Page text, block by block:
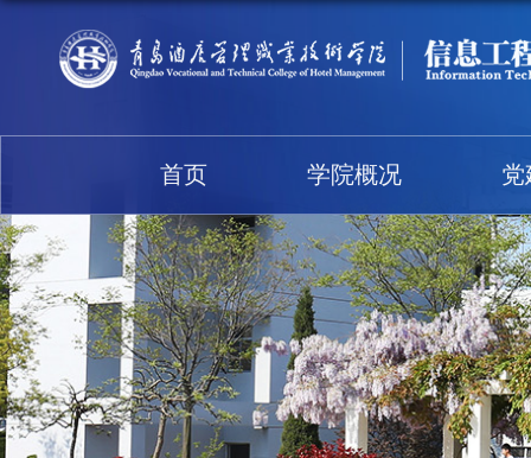
首页 学院概况 党